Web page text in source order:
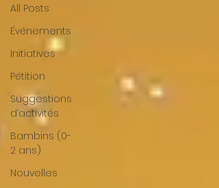
All Posts
Événements
Initiatives
Pétition
Suggestions
d’activités
Bambins (0-
2 ans)
Nouvelles